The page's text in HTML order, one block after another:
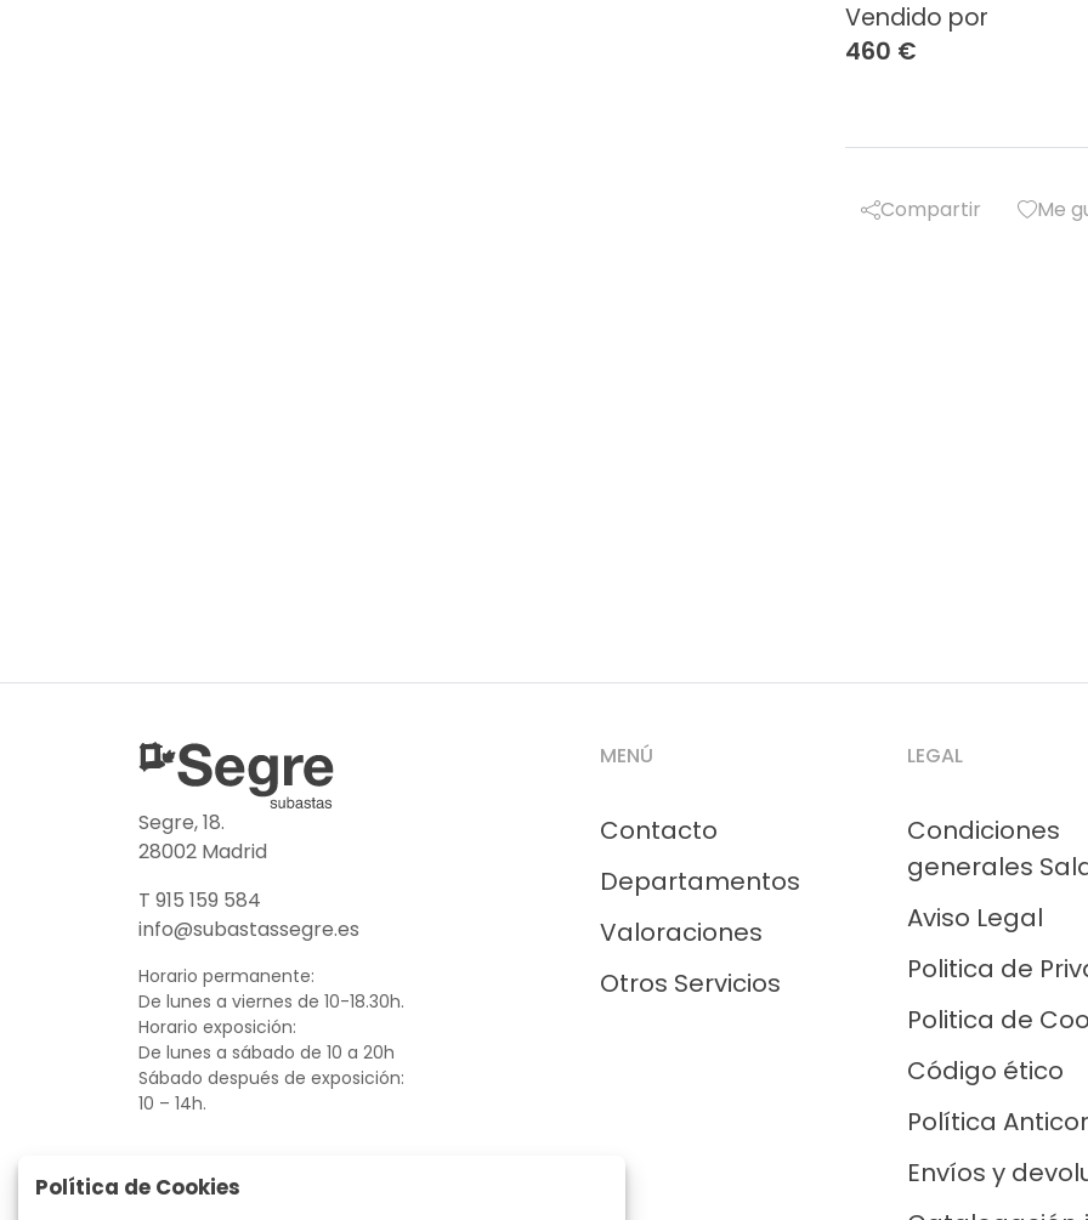
Vendido por
460 €
Compartir Me
Segre, 18.
28002 Madrid
T 915 159 584
info@subastassegre.es
Horario permanente:
De lunes a viernes de 10-18.30h.
Horario exposición:
De lunes a sábado de 10 a 20h
Sábado después de exposición:
10 – 14h.
MENÚ
Contacto
Departamentos
Valoraciones
Otros Servicios
LEGAL
Condiciones
generales
Aviso Legal
Politica de
Politica de
Código ético
Política
Envíos y
Política de Cookies